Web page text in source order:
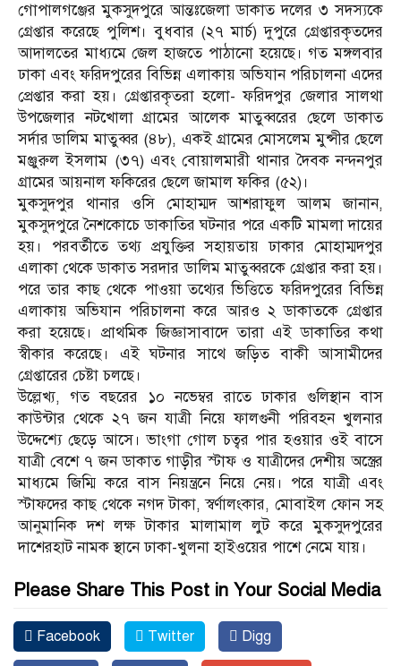
গোপালগঞ্জের মুকসুদপুরে আন্তঃজেলা ডাকাত দলের ৩ সদস্যকে
গ্রেপ্তার করেছে পুলিশ। বুধবার (২৭ মার্চ) দুপুরে গ্রেপ্তারকৃতদের
আদালতের মাধ্যমে জেল হাজতে পাঠানো হয়েছে। গত মঙ্গলবার
ঢাকা এবং ফরিদপুরের বিভিন্ন এলাকায় অভিযান পরিচালনা এদের
প্রেপ্তার করা হয়। গ্রেপ্তারকৃতরা হলো- ফরিদপুর জেলার সালথা
উপজেলার নটখোলা গ্রামের আলেক মাতুব্বরের ছেলে ডাকাত
সর্দার ডালিম মাতুব্বর (৪৮), একই গ্রামের মোসলেম মুন্সীর ছেলে
মঞ্জুরুল ইসলাম (৩৭) এবং বোয়ালমারী থানার দৈবক নন্দনপুর
গ্রামের আয়নাল ফকিরের ছেলে জামাল ফকির (৫২)।
মুকসুদপুর থানার ওসি মোহাম্মদ আশরাফুল আলম জানান,
মুকসুদপুরে নৈশকোচে ডাকাতির ঘটনার পরে একটি মামলা দায়ের
হয়। পরবর্তীতে তথ্য প্রযুক্তির সহায়তায় ঢাকার মোহাম্মদপুর
এলাকা থেকে ডাকাত সরদার ডালিম মাতুব্বরকে গ্রেপ্তার করা হয়।
পরে তার কাছ থেকে পাওয়া তথ্যের ভিত্তিতে ফরিদপুরের বিভিন্ন
এলাকায় অভিযান পরিচালনা করে আরও ২ ডাকাতকে গ্রেপ্তার
করা হয়েছে। প্রাথমিক জিজ্ঞাসাবাদে তারা এই ডাকাতির কথা
স্বীকার করেছে। এই ঘটনার সাথে জড়িত বাকী আসামীদের
গ্রেপ্তারের চেষ্টা চলছে।
উল্লেখ্য, গত বছরের ১০ নভেম্বর রাতে ঢাকার গুলিস্থান বাস
কাউন্টার থেকে ২৭ জন যাত্রী নিয়ে ফালগুনী পরিবহন খুলনার
উদ্দেশ্যে ছেড়ে আসে। ভাংগা গোল চত্বর পার হওয়ার ওই বাসে
যাত্রী বেশে ৭ জন ডাকাত গাড়ীর স্টাফ ও যাত্রীদের দেশীয় অস্ত্রের
মাধ্যমে জিম্মি করে বাস নিয়ন্ত্রনে নিয়ে নেয়। পরে যাত্রী এবং
স্টাফদের কাছ থেকে নগদ টাকা, স্বর্ণালংকার, মোবাইল ফোন সহ
আনুমানিক দশ লক্ষ টাকার মালামাল লুট করে মুকসুদপুরের
দাশেরহাট নামক স্থানে ঢাকা-খুলনা হাইওয়ের পাশে নেমে যায়।
Please Share This Post in Your Social Media
Facebook Twitter Digg